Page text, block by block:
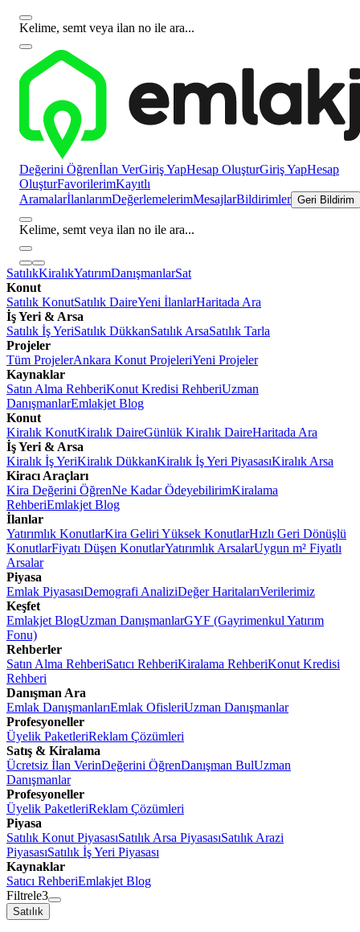
Kelime, semt veya ilan no ile ara...
Değerini Öğrenİlan VerGiriş YapHesap OluşturGiriş YapHesap
OluşturFavorilerimKayıtlı
AramalarİlanlarımDeğerlemelerimMesajlarBildirimler Geri Bildirim
Kelime, semt veya ilan no ile ara...
SatılıkKiralıkYatırımDanışmanlarSat
Konut
Satılık KonutSatılık DaireYeni İlanlarHaritada Ara
İş Yeri & Arsa
Satılık İş YeriSatılık DükkanSatılık ArsaSatılık Tarla
Projeler
Tüm ProjelerAnkara Konut ProjeleriYeni Projeler
Kaynaklar
Satın Alma RehberiKonut Kredisi RehberiUzman
DanışmanlarEmlakjet Blog
Konut
Kiralık KonutKiralık DaireGünlük Kiralık DaireHaritada Ara
İş Yeri & Arsa
Kiralık İş YeriKiralık DükkanKiralık İş Yeri PiyasasıKiralık Arsa
Kiracı Araçları
Kira Değerini ÖğrenNe Kadar ÖdeyebilirimKiralama
RehberiEmlakjet Blog
İlanlar
Yatırımlık KonutlarKira Geliri Yüksek KonutlarHızlı Geri Dönüşlü
KonutlarFiyatı Düşen KonutlarYatırımlık ArsalarUygun m² Fiyatlı
Arsalar
Piyasa
Emlak PiyasasıDemografi AnaliziDeğer HaritalarıVerilerimiz
Keşfet
Emlakjet BlogUzman DanışmanlarGYF (Gayrimenkul Yatırım
Fonu)
Rehberler
Satın Alma RehberiSatıcı RehberiKiralama RehberiKonut Kredisi
Rehberi
Danışman Ara
Emlak DanışmanlarıEmlak OfisleriUzman Danışmanlar
Profesyoneller
Üyelik PaketleriReklam Çözümleri
Satış & Kiralama
Ücretsiz İlan VerinDeğerini ÖğrenDanışman BulUzman
Danışmanlar
Profesyoneller
Üyelik PaketleriReklam Çözümleri
Piyasa
Satılık Konut PiyasasıSatılık Arsa PiyasasıSatılık Arazi
PiyasasıSatılık İş Yeri Piyasası
Kaynaklar
Satıcı RehberiEmlakjet Blog
Filtrele3
Satılık